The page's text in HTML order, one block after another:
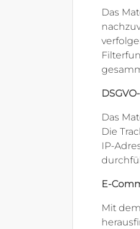
Das
Das
Die
IP-
E-
Mit